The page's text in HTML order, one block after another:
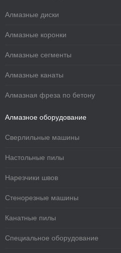
Алмазные диски
Алмазные коронки
Алмазные сегменты
Алмазные канаты
Алмазная фреза по бетону
Алмазное оборудование
Сверлильные машины
Настольные пилы
Нарезчики швов
Стенорезные машины
Канатные пилы
Специальное оборудование